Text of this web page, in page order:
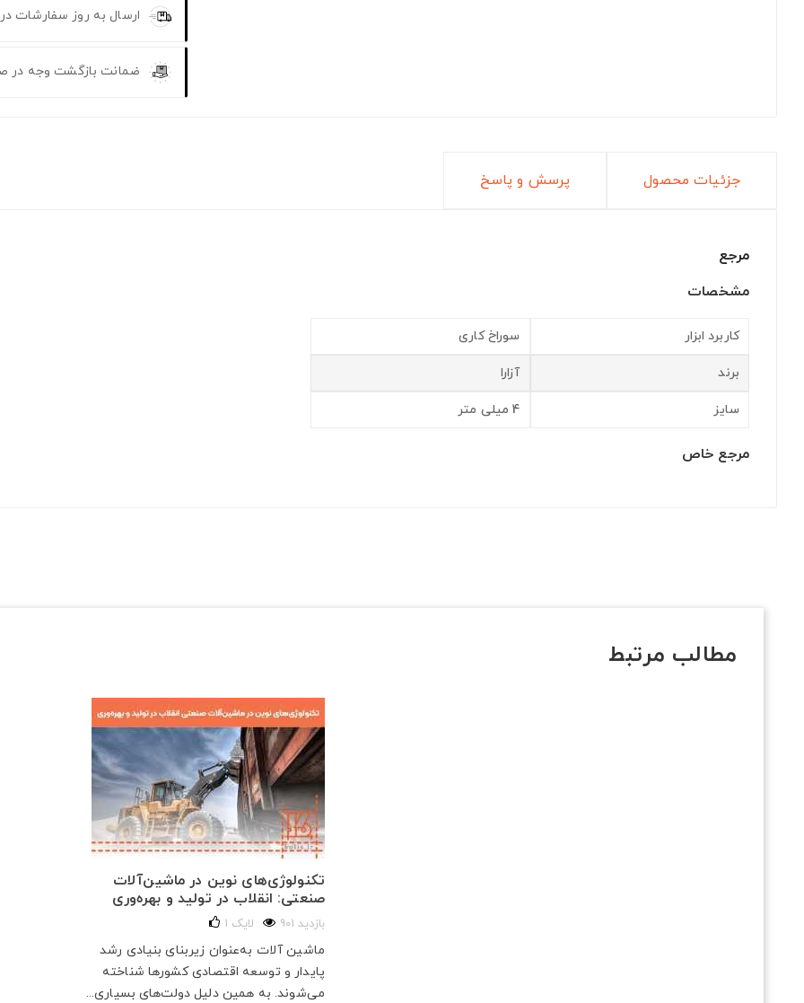
ارسال به روز سفارشات
ضمانت بازگشت وجه در
جزئیات محصول پرسش و پاسخ
مرجع
مشخصات
کاربرد ابزار سوراخ کاری
برند آزارا
سایز 4 میلی متر
مرجع خاص
مطالب مرتبط
تکنولوژی‌های نوین در ماشین‌آلات
صنعتی: انقلاب در تولید و بهره‌وری
901 بازدید 1 لایک
ماشین آلات به‌عنوان زیربنای بنیادی رشد
پایدار و توسعه اقتصادی کشورها شناخته
می‌شوند. به همین دلیل دولت‌های بسیاری...